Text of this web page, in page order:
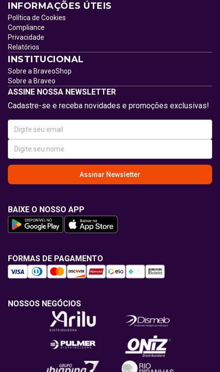
INFORMAÇÕES ÚTEIS
Política de Cookies
Compliance
Privacidade
Relatórios
INSTITUCIONAL
Sobre a BraveoShop
Sobre a Braveo
ASSINE NOSSA NEWSLETTER
Cadastre-se e receba novidades e promoções exclusivas!
Assinar Newsletter
BAIXE O NOSSO APP
FORMAS DE PAGAMENTO
NOSSOS NEGÓCIOS